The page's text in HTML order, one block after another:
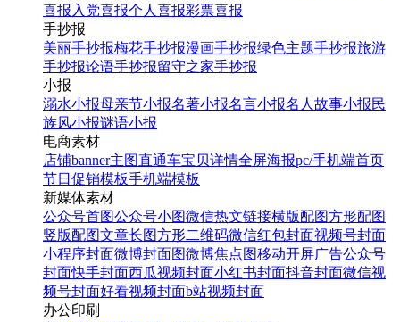
喜报 入党喜报个人喜报彩票喜报
手抄报
美丽手抄报梅花手抄报漫画手抄报绿色主题手抄报旅游
手抄报论语手抄报留守之家手抄报
小报
溺水小报母亲节小报名著小报名言小报名人故事小报民
族风小报谜语小报
电商素材
店铺banner主图直通车宝贝详情全屏海报pc/手机端首页
节日促销模板手机端模板
新媒体素材
公众号首图公众号小图微信热文链接横版配图方形配图
竖版配图文章长图方形二维码微信红包封面视频号封面
小程序封面微博封面图微博焦点图移动开屏广告公众号
封面快手封面西瓜视频封面小红书封面抖音封面微信视
频号封面好看视频封面b站视频封面
办公印刷